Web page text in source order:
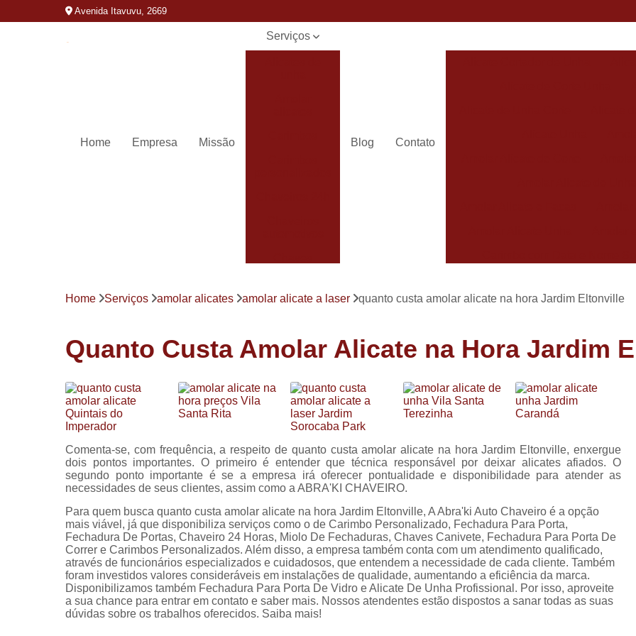
Avenida Itavuvu, 2669
Home Empresa Missão
Serviços
Chaves
chaves
portas
Instalação de
fechaduras
Miolo de
fechaduras
Segredo de
fechaduras
Blog Contato
Carimbo na
Carimbo Personalizado
Carimbos para Professores
Carimbo de Madeira
Carimbo Madeira
Carimbo para Tecido
Carimbo Personalizado com
Carimbo Redondo
Chaveiro 24 Horas
Chaveiro 24 Horas Mais
Home Serviços amolar alicates amolar alicate a laser quanto custa amolar alicate na hora Jardim Eltonville
Quanto Custa Amolar Alicate na Hora Jardim
Comenta-se, com frequência, a respeito de quanto custa amolar alicate na hora Jardim Eltonville, enxergue
dois pontos importantes. O primeiro é entender que técnica responsável por deixar alicates afiados. O
segundo ponto importante é se a empresa irá oferecer pontualidade e disponibilidade para atender as
necessidades de seus clientes, assim como a ABRA'KI CHAVEIRO.
Para quem busca quanto custa amolar alicate na hora Jardim Eltonville, A Abra'ki Auto Chaveiro é a opção
mais viável, já que disponibiliza serviços como o de Carimbo Personalizado, Fechadura Para Porta,
Fechadura De Portas, Chaveiro 24 Horas, Miolo De Fechaduras, Chaves Canivete, Fechadura Para Porta De
Correr e Carimbos Personalizados. Além disso, a empresa também conta com um atendimento qualificado,
através de funcionários especializados e cuidadosos, que entendem a necessidade de cada cliente. Também
foram investidos valores consideráveis em instalações de qualidade, aumentando a eficiência da marca.
Disponibilizamos também Fechadura Para Porta De Vidro e Alicate De Unha Profissional. Por isso, aproveite
a sua chance para entrar em contato e saber mais. Nossos atendentes estão dispostos a sanar todas as suas
dúvidas sobre os trabalhos oferecidos. Saiba mais!